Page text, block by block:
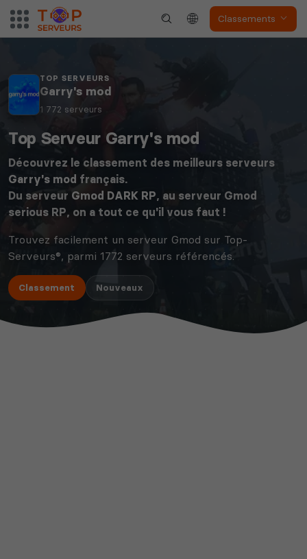
Classements
TOP SERVEURS
Garry's mod
1 772 serveurs
Top Serveur Garry's mod
Découvrez le classement des meilleurs serveurs
Garry's mod français.
Du serveur Gmod DARK RP, au serveur Gmod
serious RP, on a tout ce qu'il vous faut !
Trouvez facilement un serveur Gmod sur Top-
Serveurs®, parmi 1772 serveurs référencés.
Classement Nouveaux